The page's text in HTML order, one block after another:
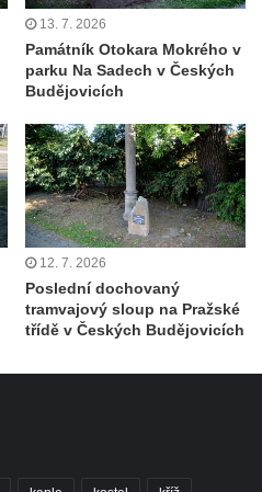
13. 7. 2026
Památník Otokara Mokrého v
parku Na Sadech v Českých
Budějovicích
12. 7. 2026
Poslední dochovaný
tramvajový sloup na Pražské
třídě v Českých Budějovicích